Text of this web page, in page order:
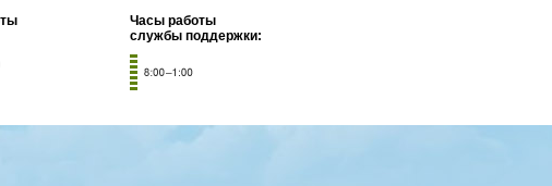
Часы работы
службы поддержки: